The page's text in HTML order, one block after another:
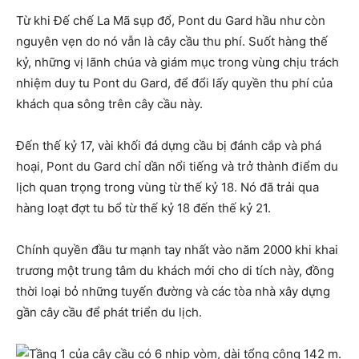
Từ khi Đế chế La Mã sụp đổ, Pont du Gard hầu như còn
nguyên vẹn do nó vẫn là cây cầu thu phí. Suốt hàng thế
kỷ, những vị lãnh chúa và giám mục trong vùng chịu trách
nhiệm duy tu Pont du Gard, để đổi lấy quyền thu phí của
khách qua sông trên cây cầu này.
Đến thế kỷ 17, vài khối đá dựng cầu bị đánh cắp và phá
hoại, Pont du Gard chỉ dần nổi tiếng và trở thành điểm du
lịch quan trọng trong vùng từ thế kỷ 18. Nó đã trải qua
hàng loạt đợt tu bổ từ thế kỷ 18 đến thế kỷ 21.
Chính quyền đầu tư mạnh tay nhất vào năm 2000 khi khai
trương một trung tâm du khách mới cho di tích này, đồng
thời loại bỏ những tuyến đường và các tòa nhà xây dựng
gần cây cầu để phát triển du lịch.